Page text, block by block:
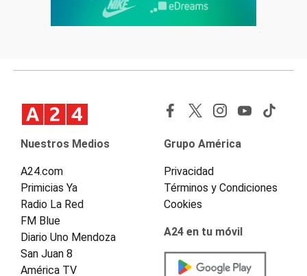
Nuestros Medios
A24.com
Primicias Ya
Radio La Red
FM Blue
Diario Uno Mendoza
San Juan 8
América TV
Grupo América
Privacidad
Términos y Condiciones
Cookies
A24 en tu móvil